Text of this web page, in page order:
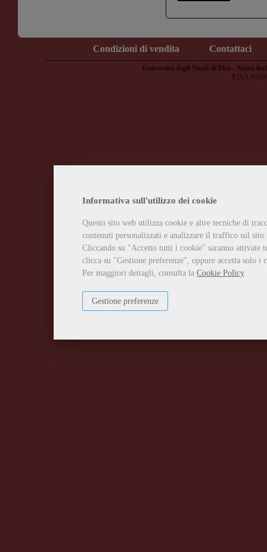
Informativa sull'utilizzo dei cookie
Questo sito web utilizza cookie e altre tecniche di
contenuti personalizzati e analizzare il traffico sul sito.
Cliccando su "Accetto tutti i cookie" saranno attivate
clicca su "Gestione preferenze", oppure accetta solo
Per maggiori dettagli, consulta la Cookie Policy.
Gestione preferenze
Condizioni di vendita Contattaci
Università degli Studi di Pisa - Nistri-
P.IVA